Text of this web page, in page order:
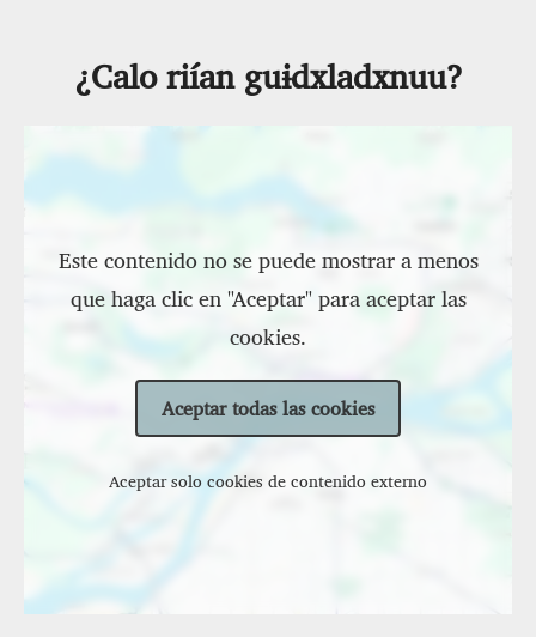
¿Calo riían guɨdxladxnuu?
Este contenido no se puede mostrar a menos
que haga clic en "Aceptar" para aceptar las
cookies.
Aceptar todas las cookies
Aceptar solo cookies de contenido externo